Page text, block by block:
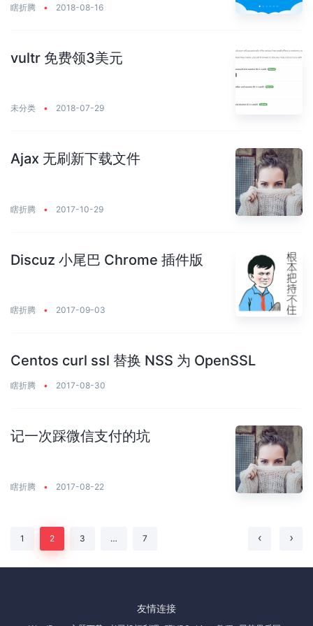
瞎折腾 • 2018-08-16
vultr 免费领3美元
未分类 • 2018-07-29
Ajax 无刷新下载文件
瞎折腾 • 2017-10-29
Discuz 小尾巴 Chrome 插件版
瞎折腾 • 2017-09-03
Centos curl ssl 替换 NSS 为 OpenSSL
瞎折腾 • 2017-08-30
记一次踩微信支付的坑
瞎折腾 • 2017-08-22
文
章
1 2 3 … 7
友情连接